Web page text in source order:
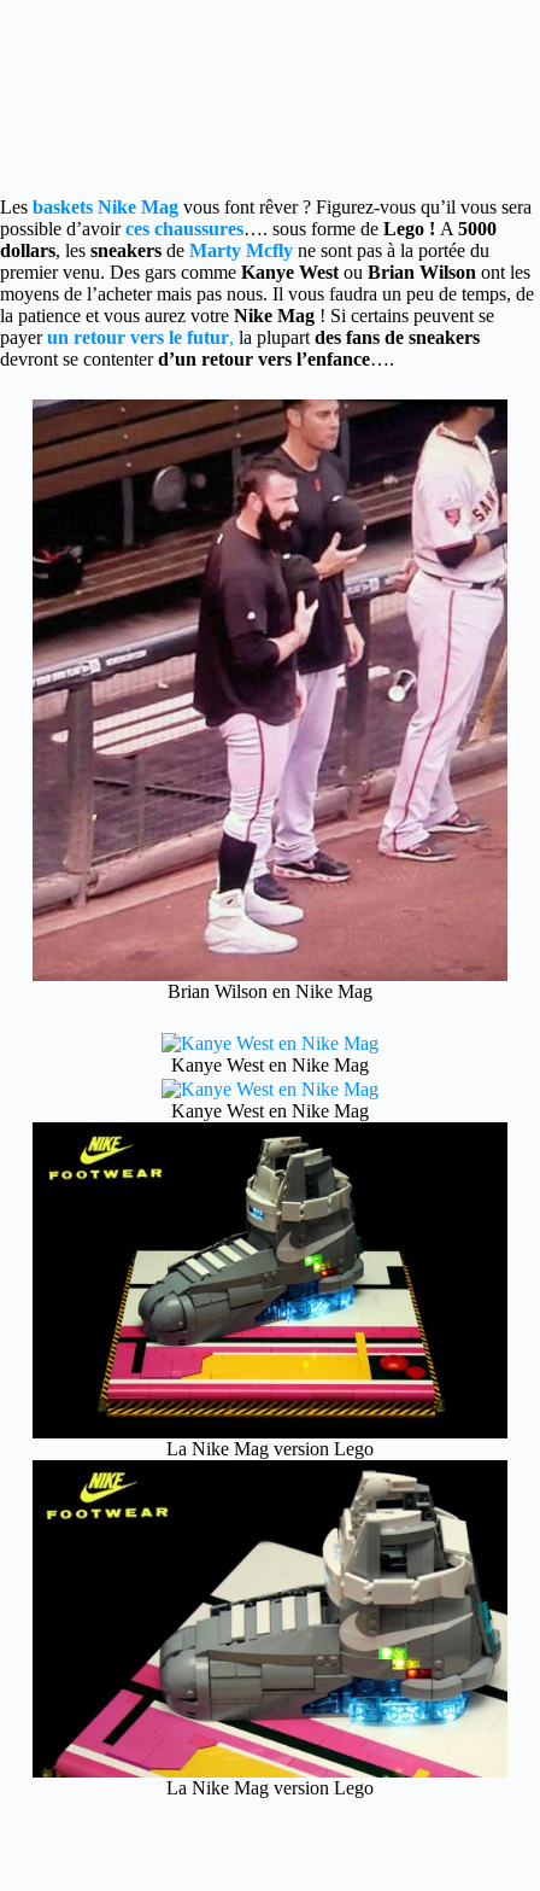
Les baskets Nike Mag vous font rêver ? Figurez-vous qu’il vous sera
possible d’avoirces chaussures…. sous forme de Lego ! A 5000
dollars, les sneakers de Marty Mcfly ne sont pas à la portée du
premier venu. Des gars comme Kanye West ou Brian Wilson ont les
moyens de l’acheter mais pas nous. Il vous faudra un peu de temps, de
la patience et vous aurez votre Nike Mag ! Si certains peuvent se
payer un retour vers le futur, la plupart des fans de sneakers
devront se contenterd’un retour vers l’enfance….
Brian Wilson en Nike Mag
Kanye West en Nike Mag
Kanye West en Nike Mag
La Nike Mag version Lego
La Nike Mag version Lego